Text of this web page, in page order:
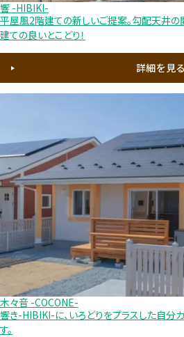
響 -HIBIKI-
平屋風2階建ての新しいご提案。勾配天井
建ての良いとこどり！
詳細を見る
木々音 -COCONE-
響き-HIBIKI-に、いろどりをプラスした自分
す。